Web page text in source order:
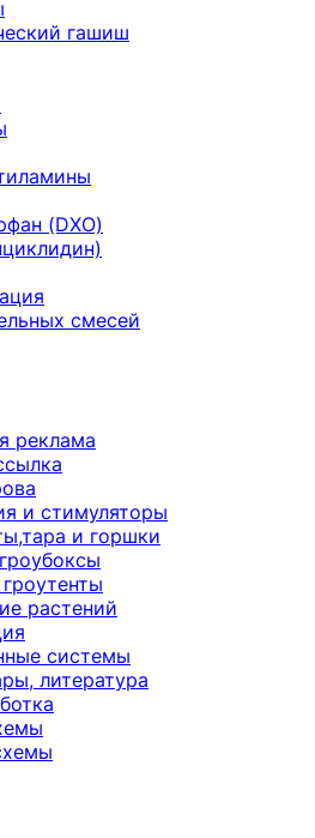
гашиш
(DXO)
смесей
реклама
и стимуляторы
и горшки
растений
системы
литература